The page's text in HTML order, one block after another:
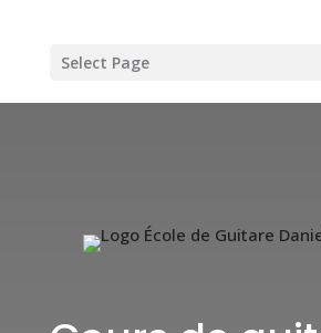
Select Page